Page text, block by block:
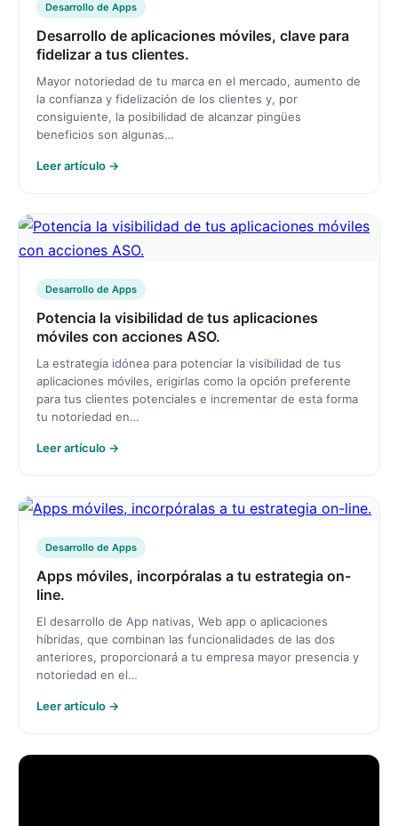
Desarrollo de Apps
Desarrollo de aplicaciones móviles, clave para
fidelizar a tus clientes.
Mayor notoriedad de tu marca en el mercado, aumento de
la confianza y fidelización de los clientes y, por
consiguiente, la posibilidad de alcanzar pingües
beneficios son algunas…
Leer artículo →
Desarrollo de Apps
Potencia la visibilidad de tus aplicaciones
móviles con acciones ASO.
La estrategia idónea para potenciar la visibilidad de tus
aplicaciones móviles, erigirlas como la opción preferente
para tus clientes potenciales e incrementar de esta forma
tu notoriedad en…
Leer artículo →
Desarrollo de Apps
Apps móviles, incorpóralas a tu estrategia on-
line.
El desarrollo de App nativas, Web app o aplicaciones
híbridas, que combinan las funcionalidades de las dos
anteriores, proporcionará a tu empresa mayor presencia y
notoriedad en el…
Leer artículo →